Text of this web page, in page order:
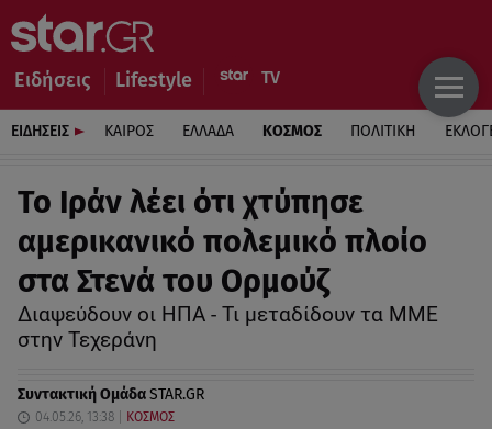
Ειδήσεις Lifestyle
ΕΙΔΗΣΕΙΣ ΚΑΙΡΟΣ ΕΛΛΑΔΑ ΚΟΣΜΟΣ ΠΟΛΙΤΙΚΗ
Το Ιράν λέει ότι χτύπησε
αμερικανικό πολεμικό πλοίο
στα Στενά του Ορμούζ
Διαψεύδουν οι ΗΠΑ - Τι μεταδίδουν τα ΜΜΕ
στην Τεχεράνη
Συντακτική ΟμάδαSTAR.GR
04.05.26, 13:38 ΚΟΣΜΟΣ